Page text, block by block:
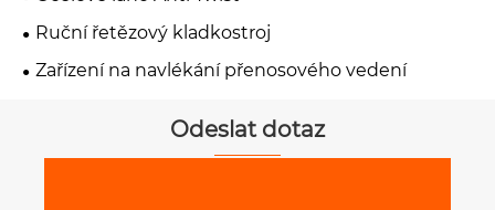
Ruční řetězový kladkostroj
Zařízení na navlékání přenosového vedení
Odeslat dotaz